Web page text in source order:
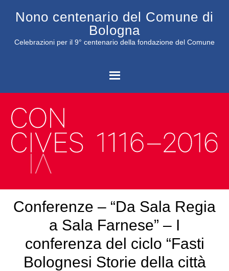
Nono centenario del Comune di
Bologna
Celebrazioni per il 9° centenario della fondazione del Comune
Conferenze – “Da Sala Regia
a Sala Farnese” – I
conferenza del ciclo “Fasti
Bolognesi Storie della città